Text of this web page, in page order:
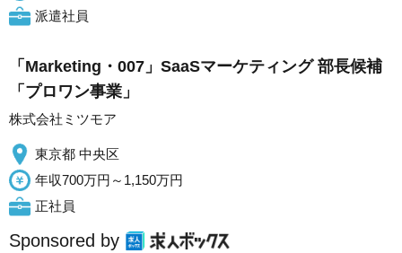
派遣社員
「Marketing・007」SaaSマーケティング 部長候補
「プロワン事業」
株式会社ミツモア
東京都 中央区
年収700万円～1,150万円
正社員
Sponsored by